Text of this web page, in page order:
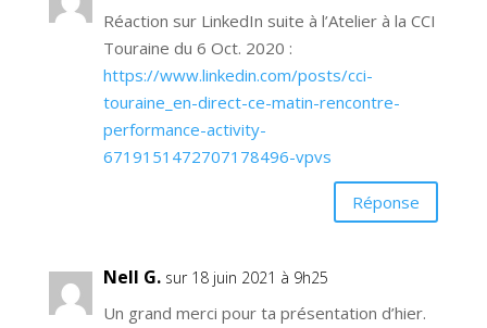
Réaction sur LinkedIn suite à l’Atelier à la CCI
Touraine du 6 Oct. 2020 :
https://www.linkedin.com/posts/cci-
touraine_en-direct-ce-matin-rencontre-
performance-activity-
6719151472707178496-vpvs
Réponse
Nell G. sur 18 juin 2021 à 9h25
Un grand merci pour ta présentation d’hier.